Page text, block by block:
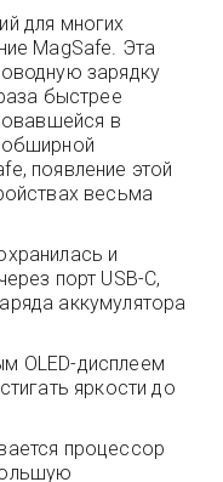
для многих
MagSafe. Эта
зарядку
быстрее
в
появление этой
весьма
и
порт USB-C,
аккумулятора
OLED-дисплеем
яркости до
процессор